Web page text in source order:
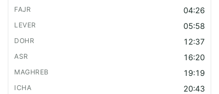
04:26
05:58
12:37
16:20
19:19
20:43